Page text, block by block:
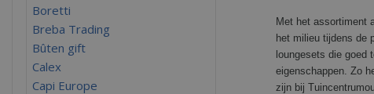
Met het assortiment
het milieu tijdens de
loungesets die goed
eigenschappen. Zo
zijn bij
Boretti
Breba Trading
Bûten gift
Calex
Capi Europe